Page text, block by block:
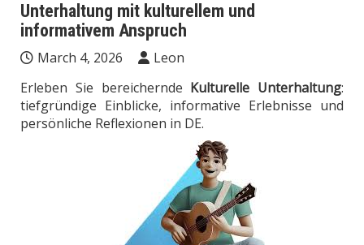
Unterhaltung mit kulturellem und
informativem Anspruch
March 4, 2026
Leon
Erleben Sie bereichernde Kulturelle Unterhaltung:
tiefgründige Einblicke, informative Erlebnisse und
persönliche Reflexionen in DE.